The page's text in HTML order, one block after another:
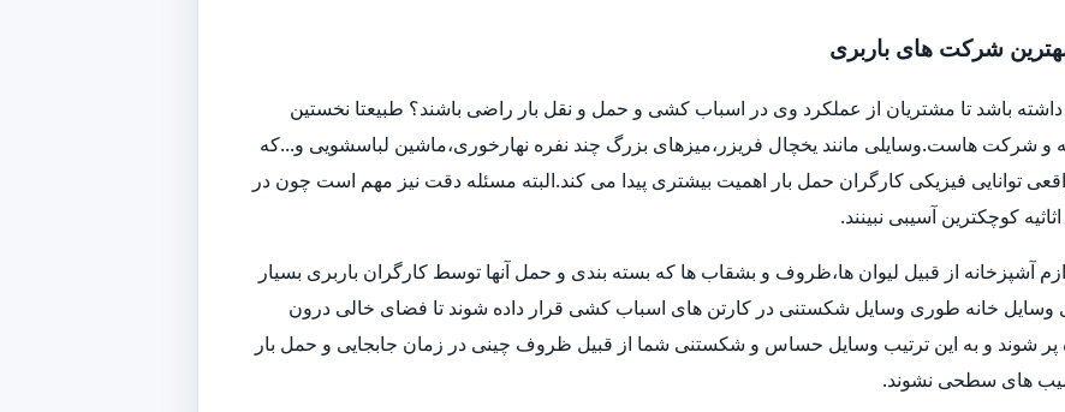
شرکت های باربری
باشد تا مشتریان از عملکرد وی در اسباب کشی و حمل و نقل بار راضی باشند؟ طبیعتا نخستین
و شرکت هاست.وسایلی مانند یخچال فریزر،میزهای بزرگ چند نفره نهارخوری،ماشین لباسشویی و...که
توانایی فیزیکی کارگران حمل بار اهمیت بیشتری پیدا می کند.البته مسئله دقت نیز مهم است چون در
کوچکترین آسیبی نبینند.
آشپزخانه از قبیل لیوان ها،ظروف و بشقاب ها که بسته بندی و حمل آنها توسط کارگران باربری بسیار
خانه طوری وسایل شکستنی در کارتن های اسباب کشی قرار داده شوند تا فضای خالی درون
پر شوند و به این ترتیب وسایل حساس و شکستنی شما از قبیل ظروف چینی در زمان جابجایی و حمل بار
های سطحی نشوند.